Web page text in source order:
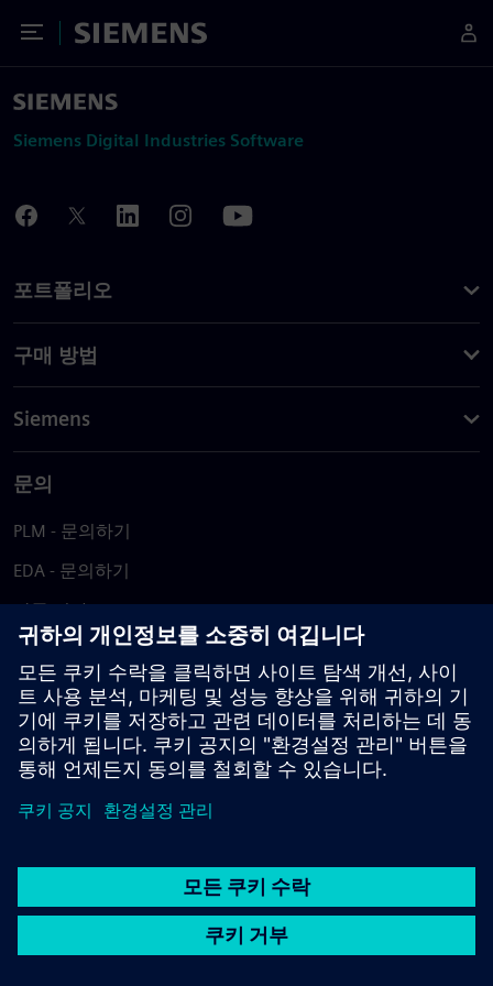
Toggle Menu
Siemens
Siemens Digital Industries Software
포트폴리오
구매 방법
Siemens
문의
PLM - 문의하기
EDA - 문의하기
각국 지사
지원 센터
피드백 제공
저작권침해 보고
© Siemens
2026
고발